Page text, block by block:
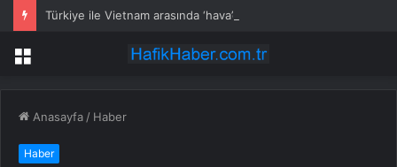
Menü
Anasayfa / Haber
Haber